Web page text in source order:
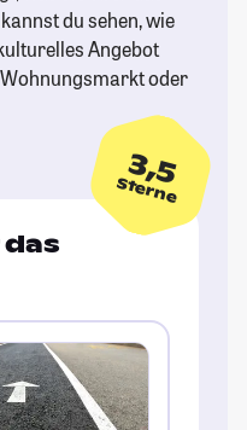
du sehen, wie
Angebot
oder
3,5
Sterne